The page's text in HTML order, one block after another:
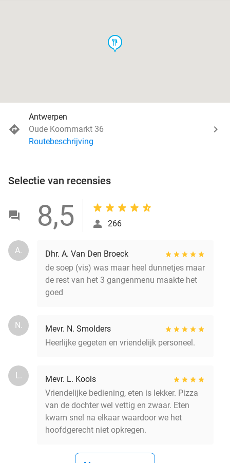
food
Antwerpen
Oude Koornmarkt 36
Routebeschrijving
Selectie van recensies
8,5 266
A.
Dhr. A. Van Den Broeck
de soep (vis) was maar heel dunnetjes maar
de rest van het 3 gangenmenu maakte het
goed
N.
Mevr. N. Smolders
Heerlijke gegeten en vriendelijk personeel.
L.
Mevr. L. Kools
Vriendelijke bediening, eten is lekker. Pizza
van de dochter wel vettig en zwaar. Eten
kwam snel na elkaar waardoor we het
hoofdgerecht niet opkregen.